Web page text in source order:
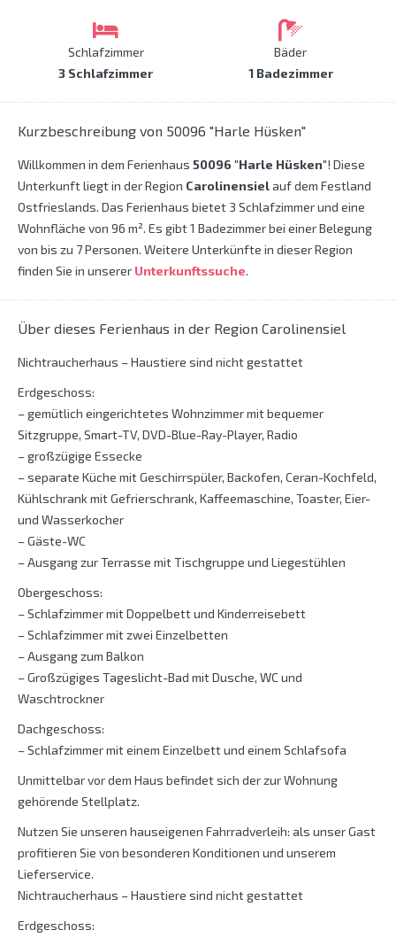
Schlafzimmer
3 Schlafzimmer
Bäder
1 Badezimmer
Kurzbeschreibung von 50096 "Harle Hüsken"
Willkommen in dem Ferienhaus 50096 "Harle Hüsken"! Diese
Unterkunft liegt in der Region Carolinensielauf dem Festland
Ostfrieslands. Das Ferienhaus bietet 3 Schlafzimmer und eine
Wohnfläche von 96 m². Es gibt 1 Badezimmer bei einer Belegung
von bis zu 7 Personen. Weitere Unterkünfte in dieser Region
finden Sie in unserer Unterkunftssuche.
Über dieses Ferienhaus in der Region Carolinensiel
Nichtraucherhaus – Haustiere sind nicht gestattet
Erdgeschoss:
– gemütlich eingerichtetes Wohnzimmer mit bequemer
Sitzgruppe, Smart-TV, DVD-Blue-Ray-Player, Radio
– großzügige Essecke
– separate Küche mit Geschirrspüler, Backofen, Ceran-Kochfeld,
Kühlschrank mit Gefrierschrank, Kaffeemaschine, Toaster, Eier-
und Wasserkocher
– Gäste-WC
– Ausgang zur Terrasse mit Tischgruppe und Liegestühlen
Obergeschoss:
– Schlafzimmer mit Doppelbett und Kinderreisebett
– Schlafzimmer mit zwei Einzelbetten
– Ausgang zum Balkon
– Großzügiges Tageslicht-Bad mit Dusche, WC und
Waschtrockner
Dachgeschoss:
– Schlafzimmer mit einem Einzelbett und einem Schlafsofa
Unmittelbar vor dem Haus befindet sich der zur Wohnung
gehörende Stellplatz.
Nutzen Sie unseren hauseigenen Fahrradverleih: als unser Gast
profitieren Sie von besonderen Konditionen und unserem
Lieferservice.
Nichtraucherhaus – Haustiere sind nicht gestattet
Erdgeschoss: